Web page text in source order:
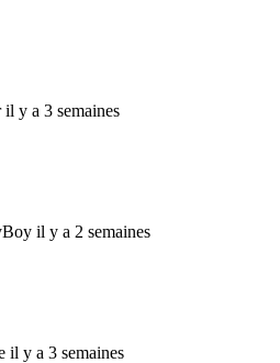
il y a 3 semaines
il y a 2 semaines
il y a 3 semaines